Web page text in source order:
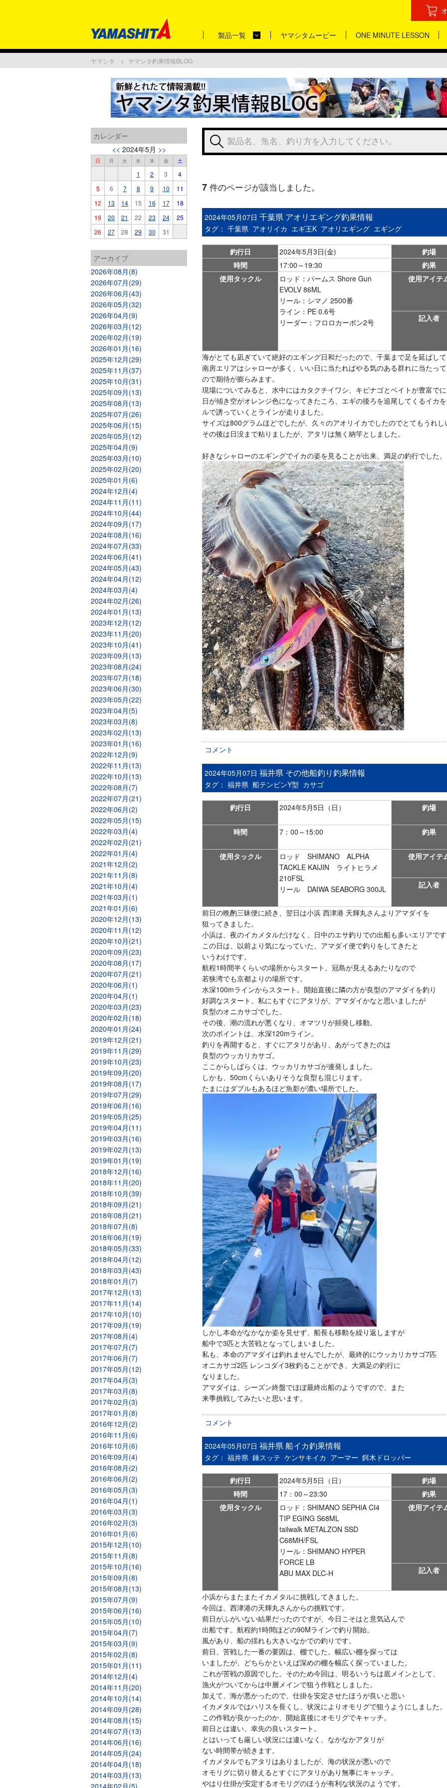
製品一覧 ヤマシタムービー ONE MINUTE LESSON
ヤマシタ ヤマシタ釣果情報BLOG
カレンダー
<< 2024年5月 >>
日 月 火 水 木 金 土
1 2 3
4
5
6 7 8 9 10
11
12
13 14 15 16 17
18
19
20 21 22 23 24
25
26
27 28 29 30 31
アーカイブ
2026年08月(8)
2026年07月(29)
2026年06月(43)
2026年05月(32)
2026年04月(9)
2026年03月(12)
2026年02月(19)
2026年01月(16)
2025年12月(29)
2025年11月(37)
2025年10月(31)
2025年09月(13)
2025年08月(13)
2025年07月(26)
2025年06月(15)
2025年05月(12)
2025年04月(9)
2025年03月(10)
2025年02月(20)
2025年01月(6)
2024年12月(4)
2024年11月(11)
2024年10月(44)
2024年09月(17)
2024年08月(16)
2024年07月(33)
2024年06月(41)
2024年05月(43)
2024年04月(12)
2024年03月(4)
2024年02月(26)
2024年01月(13)
2023年12月(12)
2023年11月(20)
2023年10月(41)
2023年09月(13)
2023年08月(24)
2023年07月(18)
2023年06月(30)
2023年05月(22)
2023年04月(5)
2023年03月(8)
2023年02月(13)
2023年01月(16)
2022年12月(9)
2022年11月(13)
2022年10月(13)
2022年08月(7)
2022年07月(21)
2022年06月(2)
2022年05月(15)
2022年03月(4)
2022年02月(21)
2022年01月(4)
2021年12月(2)
2021年11月(8)
2021年10月(4)
2021年03月(1)
2021年01月(6)
2020年12月(13)
2020年11月(12)
2020年10月(21)
2020年09月(23)
2020年08月(17)
2020年07月(21)
2020年06月(1)
2020年04月(1)
2020年03月(23)
2020年02月(18)
2020年01月(24)
2019年12月(21)
2019年11月(29)
2019年10月(23)
2019年09月(20)
2019年08月(17)
2019年07月(29)
2019年06月(16)
2019年05月(25)
2019年04月(11)
2019年03月(16)
2019年02月(13)
2019年01月(19)
2018年12月(16)
2018年11月(20)
2018年10月(39)
2018年09月(21)
2018年08月(21)
2018年07月(8)
2018年06月(19)
2018年05月(33)
2018年04月(12)
2018年03月(43)
2018年01月(7)
2017年12月(13)
2017年11月(14)
2017年10月(10)
2017年09月(19)
2017年08月(4)
2017年07月(7)
2017年06月(7)
2017年05月(12)
2017年04月(3)
2017年03月(8)
2017年02月(3)
2017年01月(8)
2016年12月(2)
2016年11月(6)
2016年10月(6)
2016年09月(4)
2016年08月(2)
2016年06月(2)
2016年05月(3)
2016年04月(1)
2016年03月(3)
2016年02月(3)
2016年01月(6)
2015年12月(10)
2015年11月(8)
2015年10月(16)
2015年09月(8)
2015年08月(13)
2015年07月(9)
2015年06月(16)
2015年05月(10)
2015年04月(7)
2015年03月(9)
2015年02月(8)
2015年01月(11)
2014年12月(4)
2014年11月(20)
2014年10月(14)
2014年09月(28)
2014年08月(15)
2014年07月(13)
2014年06月(16)
2014年05月(24)
2014年04月(18)
2014年03月(13)
2014年02月(5)
7 件のページが該当しました。
2024年05月07日 千葉県 アオリエギング釣果情報
タグ： 千葉県 アオリイカ エギ王K アオリエギング エギング
釣行日 2024年5月3日(金)
釣場
時間
17:00～19:30
釣果
使用タックル
ロッド：パームス Shore Gun
EVOLV 86ML
リール：シマノ 2500番
ライン：PE 0.6号
リーダー：フロロカーボン2号
使用アイテ
記入者
海がとても凪ぎていて絶好のエギング日和だったので、千葉まで足を延ばし
南房エリアはシャローが多く、いい日に当たればやる気のある群れに当たっ
ので期待が膨らみます。
現場についてみると、水中にはカタクチイワシ、キビナゴとベイトが豊富で
日が傾き空がオレンジ色になってきたころ、エギの後ろを追尾してくるイカ
ルで誘っていくとラインが走りました。
サイズは800グラムほどでしたが、久々のアオリイカでしたのでとてもうれ
その後は日没まで粘りましたが、アタリは無く納竿としました。
好きなシャローのエギングでイカの姿を見ることが出来、満足の釣行でした。
コメント
2024年05月07日 福井県 その他船釣り釣果情報
タグ： 福井県 船テンビンY型 カサゴ
釣行日 2024年5月5日（日） 釣場
時間 7：00～15:00 釣果
使用タックル
ロッド SHIMANO ALPHA
TACKLE KAIJIN ライトヒラメ
210FSL
リール DAIWA SEABORG 300JL
使用アイテ
記入者
前日の晩酌三昧便に続き、翌日は小浜 西津港 天輝丸さんよりアマダイを
狙ってきました。
小浜は、夜のイカメタルだけなく、日中のエサ釣りでの出船も多いエリアで
この日は、以前より気になっていた、アマダイ便で釣りをしてきたと
いうわけです。
航程1時間半くらいの場所からスタート。冠島が見えるあたりなので
若狭湾でも京都よりの場所です。
水深100mラインからスタート。開始直後に隣の方が良型のアマダイを釣り
好調なスタート。私にもすぐにアタリが、アマダイかなと思いましたが
良型のオニカサゴでした。
その後、潮の流れが悪くなり、オマツリが頻発し移動。
次のポイントは、水深120mライン。
釣りを再開すると、すぐにアタリがあり、あがってきたのは
良型のウッカリカサゴ。
ここからしばらくは、ウッカリカサゴが連発しました。
しかも、50cmくらいありそうな良型も混じります。
たまにはダブルもあるほど魚影が濃い場所でした。
しかし本命がなかなか姿を見せず、船長も移動を繰り返しますが
船中で3匹と大苦戦となってしまいました。
私も、本命のアマダイは釣れませんでしたが、最終的にウッカリカサゴ7匹
オニカサゴ2匹 レンコダイ3枚釣ることができ、大満足の釣行に
なりました。
アマダイは、シーズン終盤でほぼ最終出船のようですので、また
来季挑戦してみたいと思います。
コメント
2024年05月07日 福井県 船イカ釣果情報
タグ： 福井県 錘スッテ ケンサキイカ アーマー 餌木ドロッパー
釣行日 2024年5月5日（日）
釣場
時間
17：00～23:30
釣果
使用タックル
ロッド：SHIMANO SEPHIA CI4
TIP EGING S68ML
tailwalk METALZON SSD
C68MH/FSL
リール：SHIMANO HYPER
FORCE LB
ABU MAX DLC-H
使用アイテ
記入者
小浜からまたまたイカメタルに挑戦してきました。
今回は、西津港の天輝丸さんからの挑戦です。
前日がふがいない結果だったのですが、今日こそはと意気込んで
出船です。航程約1時間ほどの90Mラインで釣り開始。
風があり、船の揺れも大きいなかでの釣りです。
前日、苦戦した一番の要因は、棚でした。幅広い棚を探っては
いましたが、どちらかといえば深めの棚を幅広く探っていました。
これが苦戦の原因でした。そのため今回は、明るいうちは底メインとして、
漁火がついてからは中層メインで狙う作戦としました。
加えて、海が悪かったので、仕掛を安定させたほうが良いと思い
イカメタルではハリスを長くし、状況によりオモリグで狙うようにしました。
この作戦が良かったのか、開始直後にオモリグでキャッチ。
前日とは違い、幸先の良いスタート。
とはいっても厳しい状況には違いなく、なかなかアタリが
ない時間帯が続きます。
イカメタルでもアタリはありましたが、海の状況が悪いので
オモリグに切り替えるとすぐにアタリがあり無事にキャッチ。
やはり仕掛が安定するオモリグのほうが有利な状況のようです。